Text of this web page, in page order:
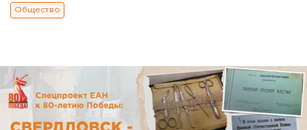
Общество